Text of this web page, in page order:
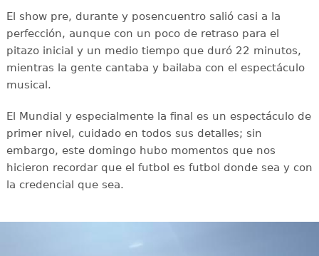
El show pre, durante y posencuentro salió casi a la
perfección, aunque con un poco de retraso para el
pitazo inicial y un medio tiempo que duró 22 minutos,
mientras la gente cantaba y bailaba con el espectáculo
musical.
El Mundial y especialmente la final es un espectáculo de
primer nivel, cuidado en todos sus detalles; sin
embargo, este domingo hubo momentos que nos
hicieron recordar que el futbol es futbol donde sea y con
la credencial que sea.